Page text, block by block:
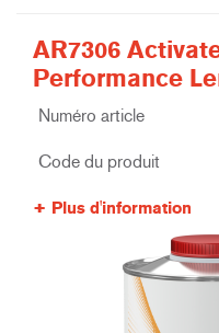
AR7306
Performance
Numéro article
Code du produit
Plus d'information